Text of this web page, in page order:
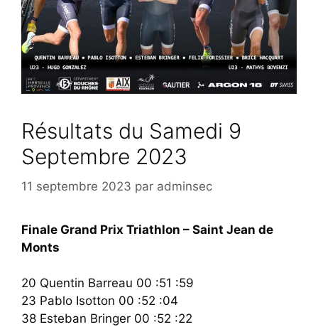
Résultats du Samedi 9
Septembre 2023
11 septembre 2023 par adminsec
Finale Grand Prix Triathlon – Saint Jean de
Monts
20 Quentin Barreau 00 :51 :59
23 Pablo Isotton 00 :52 :04
38 Esteban Bringer 00 :52 :22